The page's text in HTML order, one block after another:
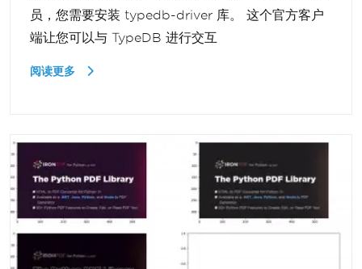
员，您需要安装 typedb-driver 库。 这个官方客户
端让您可以与 TypeDB 进行交互
阅读更多